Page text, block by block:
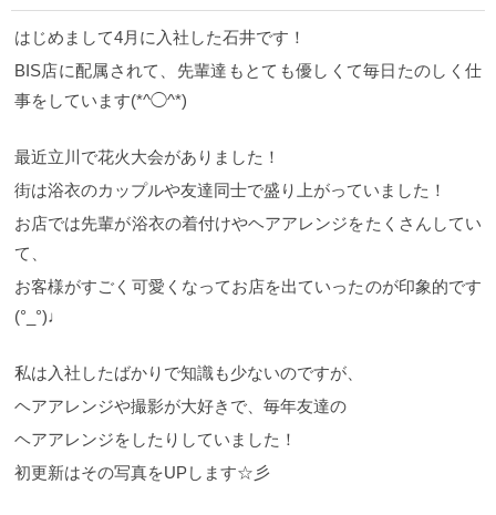
はじめまして4月に入社した石井です！
BIS店に配属されて、先輩達もとても優しくて毎日たのしく仕
事をしています(*^◯^*)
最近立川で花火大会がありました！
街は浴衣のカップルや友達同士で盛り上がっていました！
お店では先輩が浴衣の着付けやヘアアレンジをたくさんしてい
て、
お客様がすごく可愛くなってお店を出ていったのが印象的です
(°_°)♩
私は入社したばかりで知識も少ないのですが、
ヘアアレンジや撮影が大好きで、毎年友達の
ヘアアレンジをしたりしていました！
初更新はその写真をUPします☆彡